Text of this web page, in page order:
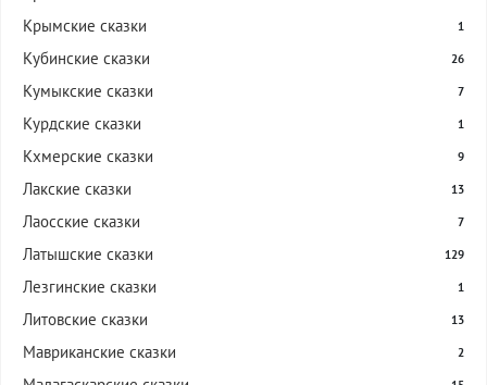
Крымские сказки 1
Кубинские сказки 26
Кумыкские сказки 7
Курдские сказки 1
Кхмерские сказки 9
Лакские сказки 13
Лаосские сказки 7
Латышские сказки 129
Лезгинские сказки 1
Литовские сказки 13
Мавриканские сказки 2